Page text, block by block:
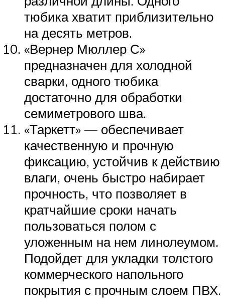
тюбика хватит приблизительно
на десять метров.
«Вернер Мюллер С»
предназначен для холодной
сварки, одного тюбика
достаточно для обработки
семиметрового шва.
«Таркетт» — обеспечивает
качественную и прочную
фиксацию, устойчив к действию
влаги, очень быстро набирает
прочность, что позволяет в
кратчайшие сроки начать
пользоваться полом с
уложенным на нем линолеумом.
Подойдет для укладки толстого
коммерческого напольного
покрытия с прочным слоем ПВХ.